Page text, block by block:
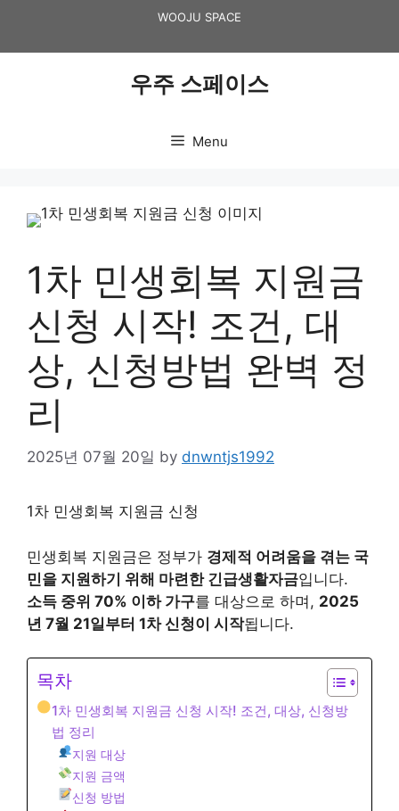
content
WOOJU SPACE
우주 스페이스
Menu
1차 민생회복 지원금
신청 시작! 조건, 대
상, 신청방법 완벽 정
리
2025년 07월 20일 by dnwntjs1992
1차 민생회복 지원금 신청
민생회복 지원금은 정부가 경제적 어려움을 겪는 국
민을 지원하기 위해 마련한 긴급생활자금입니다.
소득 중위 70% 이하 가구를 대상으로 하며, 2025
년 7월 21일부터 1차 신청이 시작됩니다.
목차
1차 민생회복 지원금 신청 시작! 조건, 대상, 신청방
법 정리
지원 대상
지원 금액
신청 방법